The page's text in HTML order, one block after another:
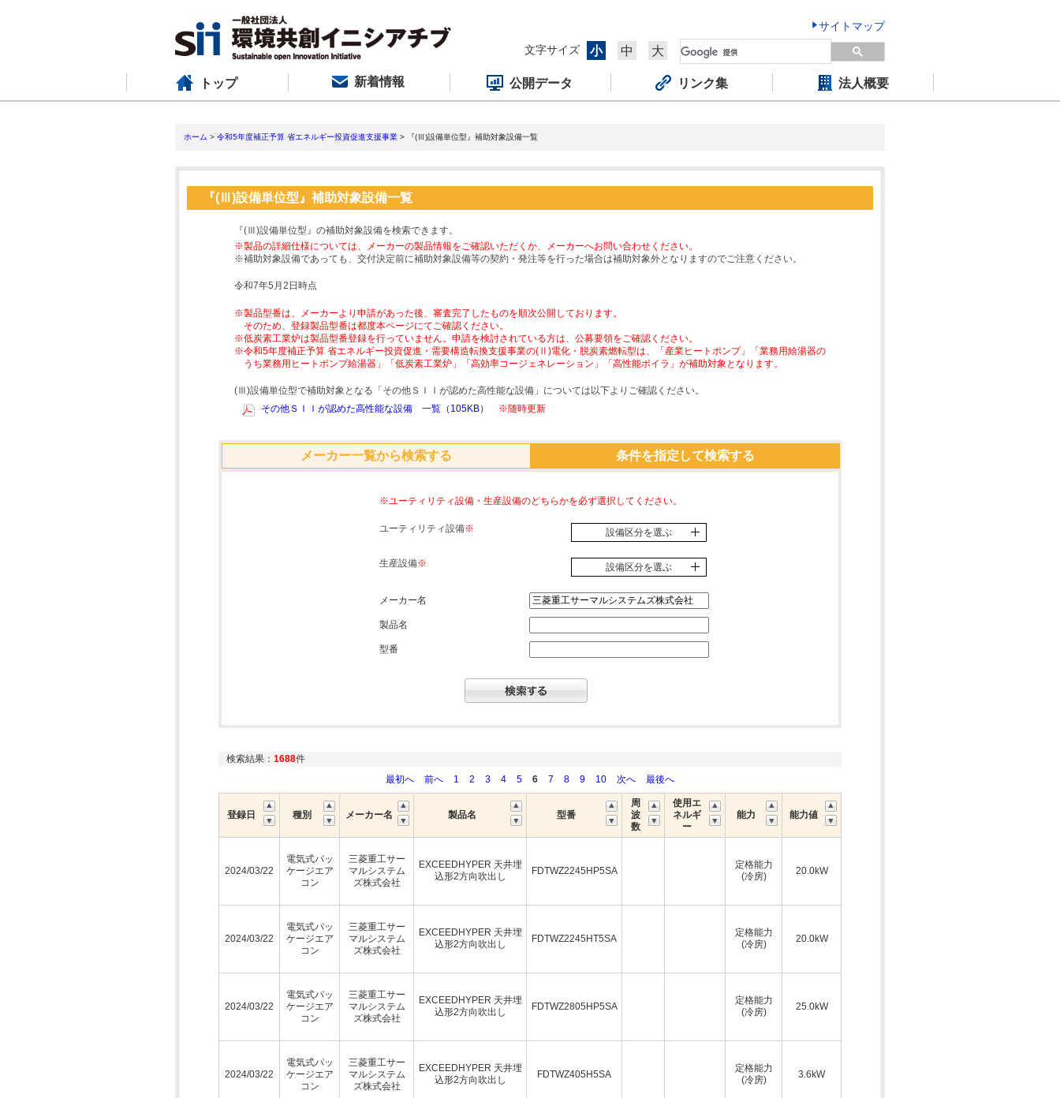
サイトマップ
文字サイズ
小 中 大
トップ 新着情報 公開データ リンク集 法人概要
ホーム > 令和5年度補正予算 省エネルギー投資促進支援事業 > 『(Ⅲ)設備単位型』補助対象設備一覧
『(Ⅲ)設備単位型』補助対象設備一覧
『(Ⅲ)設備単位型』の補助対象設備を検索できます。
※製品の詳細仕様については、メーカーの製品情報をご確認いただくか、メーカーへお問い合わせください。
※補助対象設備であっても、交付決定前に補助対象設備等の契約・発注等を行った場合は補助対象外となりますのでご注意ください。
令和7年5月2日時点
※製品型番は、メーカーより申請があった後、審査完了したものを順次公開しております。
そのため、登録製品型番は都度本ページにてご確認ください。
※低炭素工業炉は製品型番登録を行っていません。申請を検討されている方は、公募要領をご確認ください。
※令和5年度補正予算 省エネルギー投資促進・需要構造転換支援事業の(Ⅱ)電化・脱炭素燃転型は、「産業ヒートポンプ」「業務用給湯器の
うち業務用ヒートポンプ給湯器」「低炭素工業炉」「高効率コージェネレーション」「高性能ボイラ」が補助対象となります。
(Ⅲ)設備単位型で補助対象となる「その他ＳＩＩが認めた高性能な設備」については以下よりご確認ください。
その他ＳＩＩが認めた高性能な設備 一覧（105KB）
※随時更新
メーカー一覧から検索する 条件を指定して検索する
※ユーティリティ設備・生産設備のどちらかを必ず選択してください。
ユーティリティ設備※ 設備区分を選ぶ
生産設備※ 設備区分を選ぶ
メーカー名
製品名
型番
検索結果： 1688件
最初へ
前へ 1 2 3 4 5 6 7 8 9 10 次へ 最後へ
登録日 種別 メーカー名 製品名 型番
周
波
数
使用エ
ネルギ
ー
能力 能力値
2024/03/22
電気式パッ
ケージエア
コン
三菱重工サー
マルシステム
ズ株式会社
EXCEEDHYPER 天井埋
込形2方向吹出し
FDTWZ2245HP5SA
定格能力
(冷房)
20.0kW
2024/03/22
電気式パッ
ケージエア
コン
三菱重工サー
マルシステム
ズ株式会社
EXCEEDHYPER 天井埋
込形2方向吹出し
FDTWZ2245HT5SA
定格能力
(冷房)
20.0kW
2024/03/22
電気式パッ
ケージエア
コン
三菱重工サー
マルシステム
ズ株式会社
EXCEEDHYPER 天井埋
込形2方向吹出し
FDTWZ2805HP5SA
定格能力
(冷房)
25.0kW
2024/03/22
電気式パッ
ケージエア
コン
三菱重工サー
マルシステム
ズ株式会社
EXCEEDHYPER 天井埋
込形2方向吹出し
FDTWZ405H5SA
定格能力
(冷房)
3.6kW